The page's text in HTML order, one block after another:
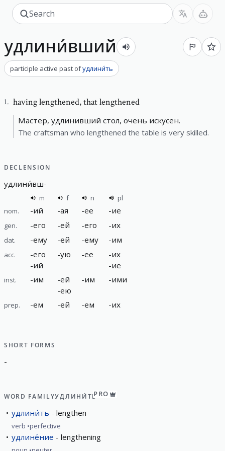
удлини́вший
participle active past ofудлини́ть
1. having lengthened,that lengthened
Мастер, удлинивший стол, очень искусен.
The craftsman who lengthened the table is very skilled.
DECLENSION
удлини́вш-
m f n
pl
nom.
-ий -ая -ее -ие
gen. -его -ей -его -их
dat. -ему -ей -ему -им
acc. -его
-ий
-ую -ее -их
-ие
inst. -им -ей
-ею
-им -ими
prep. -ем -ей -ем -их
SHORT FORMS
-
WORD FAMILYУДЛИНИ́ТЬPRO
удлини́ть lengthen
verb perfective
удлине́ние lengthening